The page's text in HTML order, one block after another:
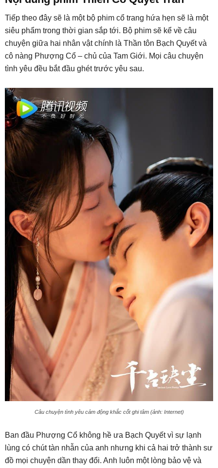
Tiếp theo đây sẽ là một bộ phim cổ trang hứa hẹn sẽ là một
siêu phẩm trong thời gian sắp tới. Bộ phim sẽ kể về câu
chuyện giữa hai nhân vật chính là Thần tôn Bạch Quyết và
cô nàng Phượng Cổ – chủ của Tam Giới. Mọi câu chuyện
tình yêu đều bắt đầu ghét trước yêu sau.
Câu chuyện tình yêu cảm động khắc cốt ghi tâm (ảnh: Internet)
Ban đầu Phượng Cổ không hề ưa Bạch Quyết vì sự lạnh
lùng có chút tàn nhẫn của anh nhưng khi cả hai trở thành sư
đồ mọi chuyện dần thay đổi. Anh luôn một lòng bảo vệ và